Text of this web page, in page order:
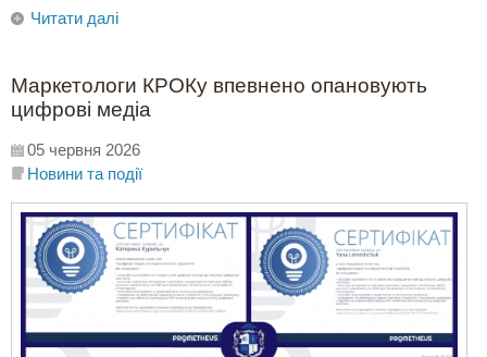
Читати далі
Маркетологи КРОКу впевнено опановують
цифрові медіа
05 червня 2026
Новини та події